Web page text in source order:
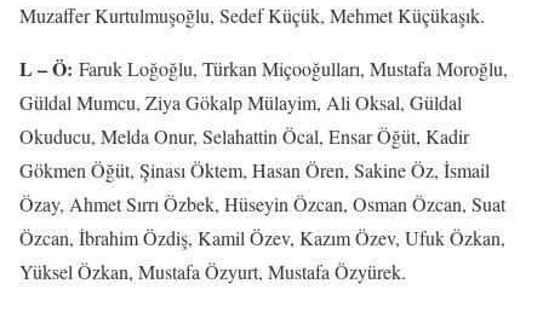
Muzaffer Kurtulmuşoğlu, Sedef Küçük, Mehmet Küçükaşık.
L – Ö: Faruk Loğoğlu, Türkan Miçooğulları, Mustafa Moroğlu,
Güldal Mumcu, Ziya Gökalp Mülayim, Ali Oksal, Güldal
Okuducu, Melda Onur, Selahattin Öcal, Ensar Öğüt, Kadir
Gökmen Öğüt, Şinası Öktem, Hasan Ören, Sakine Öz, İsmail
Özay, Ahmet Sırrı Özbek, Hüseyin Özcan, Osman Özcan, Suat
Özcan, İbrahim Özdiş, Kamil Özev, Kazım Özev, Ufuk Özkan,
Yüksel Özkan, Mustafa Özyurt, Mustafa Özyürek.